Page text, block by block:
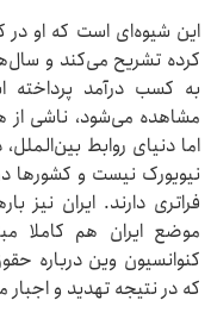
این شیوه‌ای است که او
کرده‌ تشریح می‌کند و
به کسب درآمد پرداخته
مشاهده می‌شود، ناشی از
اما دنیای روابط
نیویورک نیست و کشورها
فراتری دارند. ایران نیز
کنوانسیون وین درباره
که در نتیجه تهدید و